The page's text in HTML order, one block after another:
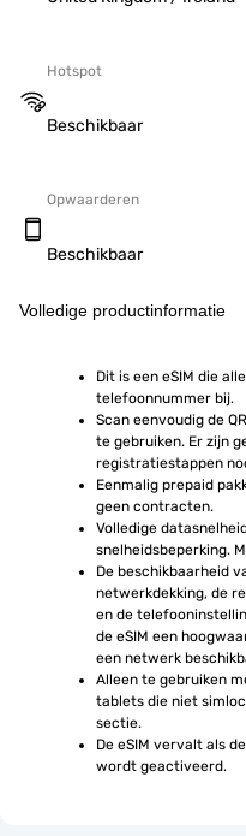
Hotspot
Beschikbaar
Opwaarderen
Beschikbaar
Volledige productinformatie
Dit is een eSIM die
telefoonnummer bij.
Scan eenvoudig de
te gebruiken. Er zijn
registratiestappen
Eenmalig prepaid
geen contracten.
Volledige
snelheidsbeperking.
De beschikbaarheid
netwerkdekking, de
en de
de eSIM een
een netwerk
Alleen te gebruiken
tablets die niet
sectie.
De eSIM vervalt als
wordt geactiveerd.